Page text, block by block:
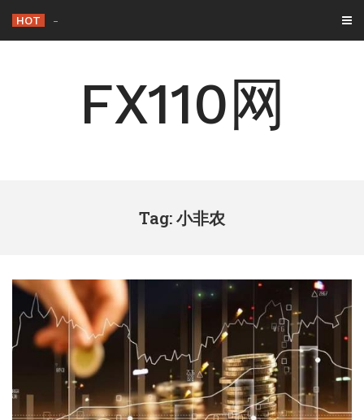
content
HOT 背离与背驰：一字之差，交易逻辑天
FX110网
Tag: 小非农